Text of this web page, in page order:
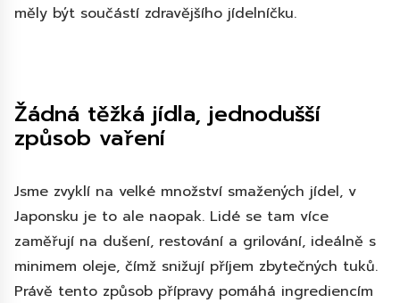
měly být součástí zdravějšího jídelníčku.
Žádná těžká jídla, jednodušší
způsob vaření
Jsme zvyklí na velké množství smažených jídel, v
Japonsku je to ale naopak. Lidé se tam více
zaměřují na dušení, restování a grilování, ideálně s
minimem oleje, čímž snižují příjem zbytečných tuků.
Právě tento způsob přípravy pomáhá ingrediencím